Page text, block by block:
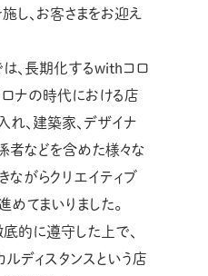
、お客さまをお迎え
、長期化するwithコロ
ロナの時代における店
、建築家、デザイナ
者などを含めた様々な
ながらクリエイティブ
てまいりました。
的に遵守した上で、
ディスタンスという店